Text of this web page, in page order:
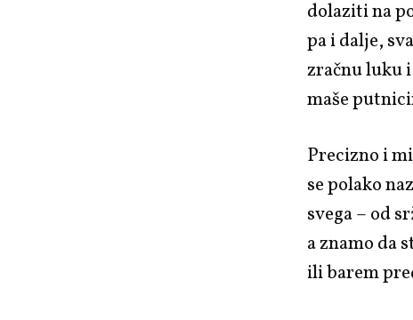
dolaziti na
pa i dalje,
zračnu luku
maše
Precizno i
se polako
svega – od
a znamo da
ili barem